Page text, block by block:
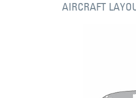
AIRCRAFT